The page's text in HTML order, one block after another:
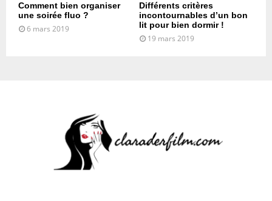
Comment bien organiser
une soirée fluo ?
6 mars 2019
Différents critères
incontournables d’un bon
lit pour bien dormir !
19 mars 2019